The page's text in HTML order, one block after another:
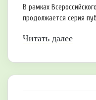
В рамках
продолжается серия
Читать далее